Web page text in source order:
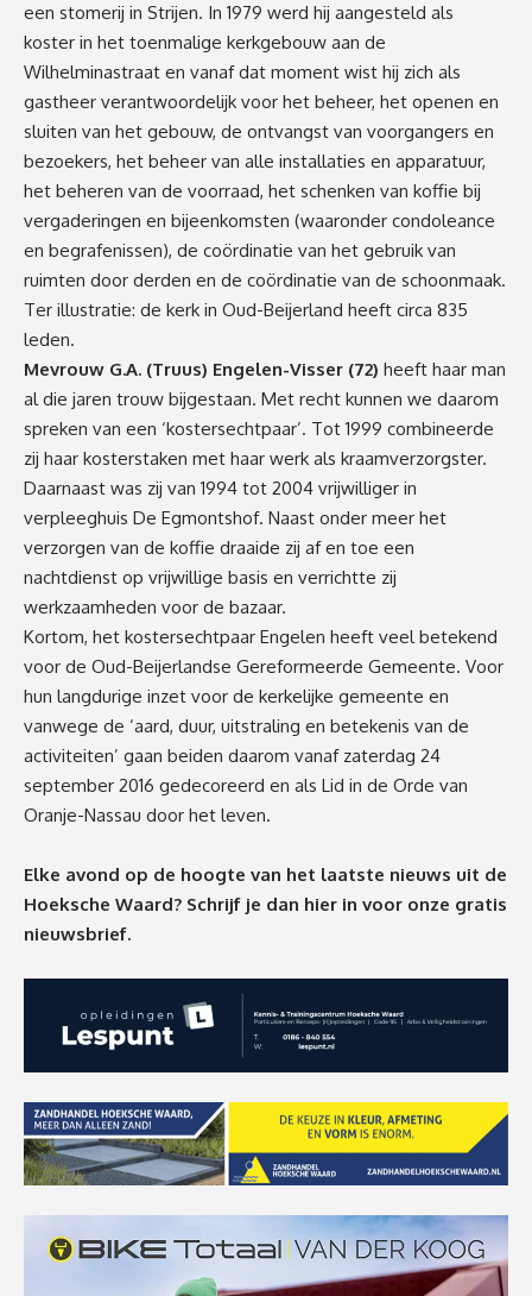
een stomerij in Strijen. In 1979 werd hij aangesteld als
koster in het toenmalige kerkgebouw aan de
Wilhelminastraat en vanaf dat moment wist hij zich als
gastheer verantwoordelijk voor het beheer, het openen en
sluiten van het gebouw, de ontvangst van voorgangers en
bezoekers, het beheer van alle installaties en apparatuur,
het beheren van de voorraad, het schenken van koffie bij
vergaderingen en bijeenkomsten (waaronder condoleance
en begrafenissen), de coördinatie van het gebruik van
ruimten door derden en de coördinatie van de schoonmaak.
Ter illustratie: de kerk in Oud-Beijerland heeft circa 835
leden.
Mevrouw G.A. (Truus) Engelen-Visser (72) heeft haar man
al die jaren trouw bijgestaan. Met recht kunnen we daarom
spreken van een ‘kostersechtpaar’. Tot 1999 combineerde
zij haar kosterstaken met haar werk als kraamverzorgster.
Daarnaast was zij van 1994 tot 2004 vrijwilliger in
verpleeghuis De Egmontshof. Naast onder meer het
verzorgen van de koffie draaide zij af en toe een
nachtdienst op vrijwillige basis en verrichtte zij
werkzaamheden voor de bazaar.
Kortom, het kostersechtpaar Engelen heeft veel betekend
voor de Oud-Beijerlandse Gereformeerde Gemeente. Voor
hun langdurige inzet voor de kerkelijke gemeente en
vanwege de ‘aard, duur, uitstraling en betekenis van de
activiteiten’ gaan beiden daarom vanaf zaterdag 24
september 2016 gedecoreerd en als Lid in de Orde van
Oranje-Nassau door het leven.
Elke avond op de hoogte van het laatste nieuws uit de
Hoeksche Waard? Schrijf je dan hier in voor onze gratis
nieuwsbrief.